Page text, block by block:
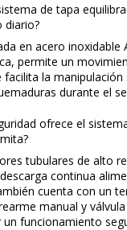
de tapa
diario?
en acero inoxidable
permite un
facilita la
durante el
ofrece el
tubulares de alto
continua
cuenta con un
manual y
un funcionamiento